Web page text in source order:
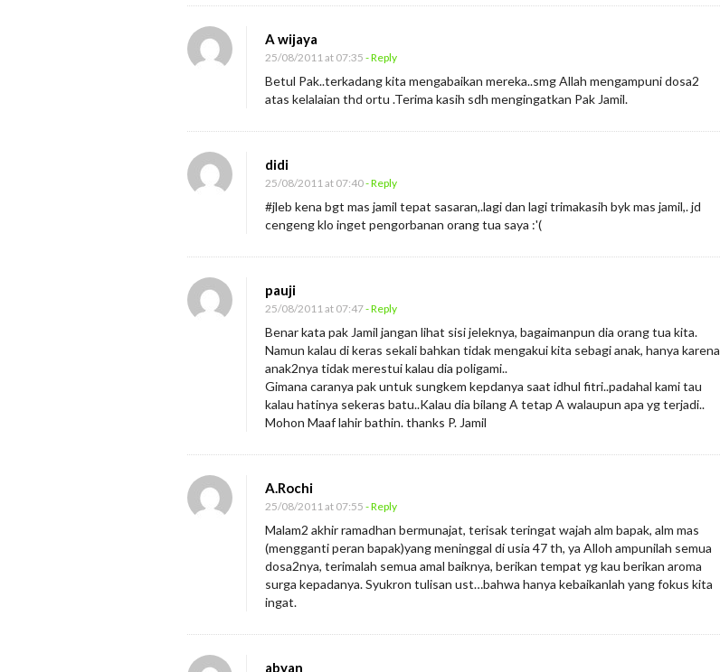
A wijaya
25/08/2011 at 07:35 - Reply
Betul Pak..terkadang kita mengabaikan mereka..smg Allah mengampuni dosa2
atas kelalaian thd ortu .Terima kasih sdh mengingatkan Pak Jamil.
didi
25/08/2011 at 07:40- Reply
#jleb kena bgt mas jamil tepat sasaran,.lagi dan lagi trimakasih byk mas jamil,. jd
cengeng klo inget pengorbanan orang tua saya :'(
pauji
25/08/2011 at 07:47- Reply
Benar kata pak Jamil jangan lihat sisi jeleknya, bagaimanpun dia orang tua kita.
Namun kalau di keras sekali bahkan tidak mengakui kita sebagi anak, hanya karena
anak2nya tidak merestui kalau dia poligami..
Gimana caranya pak untuk sungkem kepdanya saat idhul fitri..padahal kami tau
kalau hatinya sekeras batu..Kalau dia bilang A tetap A walaupun apa yg terjadi..
Mohon Maaf lahir bathin. thanks P. Jamil
A.Rochi
25/08/2011 at 07:55 - Reply
Malam2 akhir ramadhan bermunajat, terisak teringat wajah alm bapak, alm mas
(mengganti peran bapak)yang meninggal di usia 47 th, ya Alloh ampunilah semua
dosa2nya, terimalah semua amal baiknya, berikan tempat yg kau berikan aroma
surga kepadanya. Syukron tulisan ust…bahwa hanya kebaikanlah yang fokus kita
ingat.
abyan